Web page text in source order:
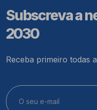
Subscreva a
2030
Receba primeiro todas